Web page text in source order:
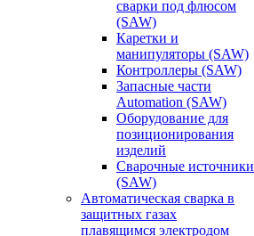
сварки под флюсом
(SAW)
Каретки и
манипуляторы (SAW)
Контроллеры (SAW)
Запасные части
Automation (SAW)
Оборудование для
позиционирования
изделий
Сварочные источники
(SAW)
Автоматическая сварка в
защитных газах
плавящимся электродом